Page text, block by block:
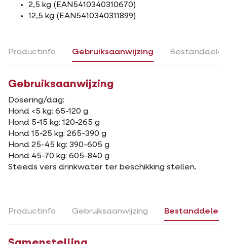
2,5 kg (EAN5410340310670)
12,5 kg (EAN5410340311899)
Productinfo Gebruiksaanwijzing
Gebruiksaanwijzing
Dosering/dag:
Hond <5 kg: 65-120 g
Hond 5-15 kg: 120-265 g
Hond 15-25 kg: 265-390 g
Hond 25-45 kg: 390-605 g
Hond 45-70 kg: 605-840 g
Steeds vers drinkwater ter beschikking stellen.
Productinfo Gebruiksaanwijzing Bestanddelen